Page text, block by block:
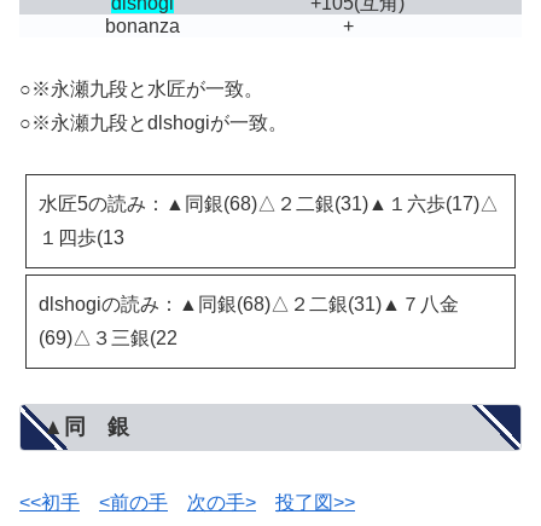
bonanza
+
○※永瀬九段と水匠が一致。
○※永瀬九段とdlshogiが一致。
水匠5の読み：▲同銀(68)△２二銀(31)▲１六歩(17)△
１四歩(13
dlshogiの読み：▲同銀(68)△２二銀(31)▲７八金
(69)△３三銀(22
▲同 銀
<<初手 <前の手 次の手> 投了図>>